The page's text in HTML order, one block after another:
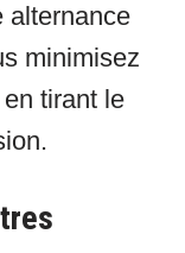
alternance
minimisez
tirant le